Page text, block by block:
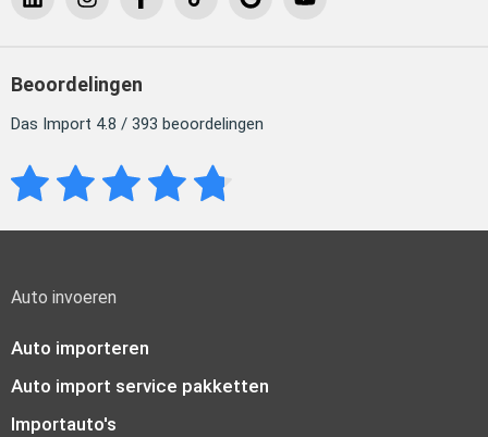
Beoordelingen
Das Import 4.8 / 393 beoordelingen
Auto invoeren
Auto importeren
Auto import service pakketten
Importauto's